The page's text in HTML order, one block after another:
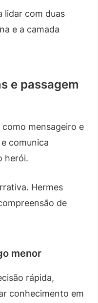
lidar com duas
e a camada
e passagem
mensageiro e
comunica
herói.
Hermes
de
menor
rápida,
conhecimento em